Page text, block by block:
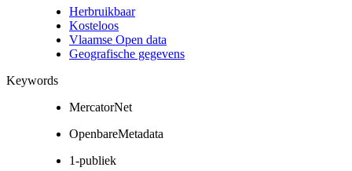
Herbruikbaar
Kosteloos
Vlaamse Open data
Geografische gegevens
Keywords
MercatorNet
OpenbareMetadata
1-publiek